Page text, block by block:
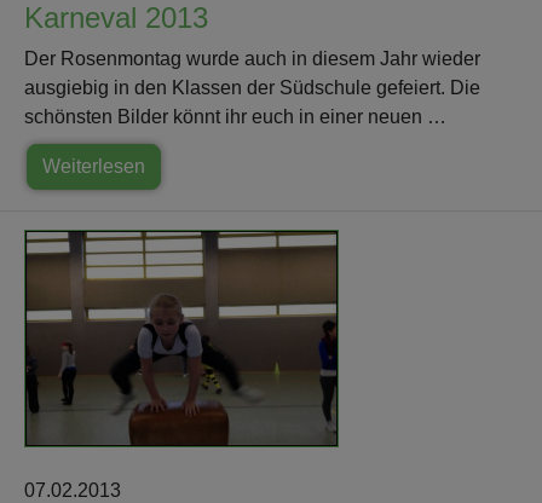
Karneval 2013
Der Rosenmontag wurde auch in diesem Jahr wieder
ausgiebig in den Klassen der Südschule gefeiert. Die
schönsten Bilder könnt ihr euch in einer neuen …
Weiterlesen
07.02.2013